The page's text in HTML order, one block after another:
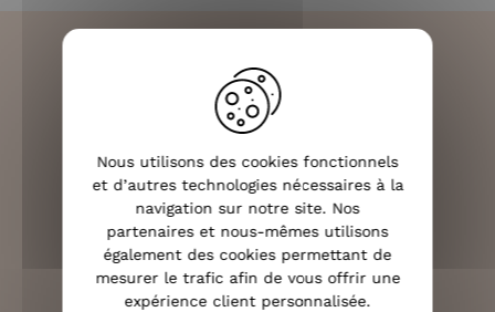
LIVRAISON RAPIDE
OFFERTE DÈS 70€
RETOURS SOUS 14 JOURS
(VOIR LES CONDITIONS)
Nous utilisons des cookies fonctionnels
et d’autres technologies nécessaires à la
navigation sur notre site. Nos
partenaires et nous-mêmes utilisons
également des cookies permettant de
mesurer le trafic afin de vous offrir une
expérience client personnalisée.